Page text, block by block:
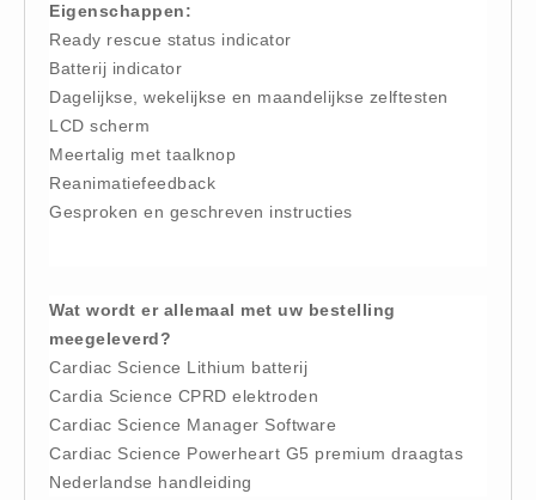
Keurmeester NEN-3140 (1)
Kliklijsten en vitrines
Kliklijsten en vitrines (2)
Lesboeken
Lesboeken - Algemeen (10)
Noodproducten
Noodproducten (5)
Oefenmateriaal
Trainingselektroden (7)
Verslikken en verstikken (1)
Eigenschappen:
Ready rescue status indicator
Batterij indicator
Dagelijkse, wekelijkse en maandelijkse zelftesten
LCD scherm
Meertalig met taalknop
Reanimatiefeedback
Gesproken en geschreven instructies
Wat wordt er allemaal met uw bestelling
meegeleverd?
Cardiac Science Lithium batterij
Cardia Science CPRD elektroden
Cardiac Science Manager Software
Cardiac Science Powerheart G5 premium draagtas
Nederlandse handleiding